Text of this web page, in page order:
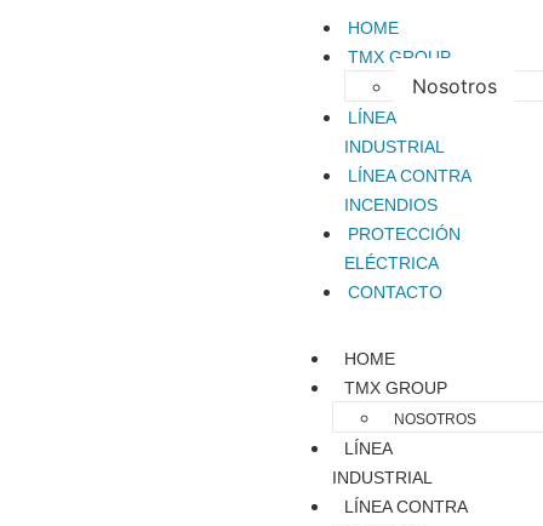
HOME
TMX GROUP
Nosotros
LÍNEA
INDUSTRIAL
LÍNEA CONTRA
INCENDIOS
PROTECCIÓN
ELÉCTRICA
CONTACTO
HOME
TMX GROUP
NOSOTROS
LÍNEA
INDUSTRIAL
LÍNEA CONTRA